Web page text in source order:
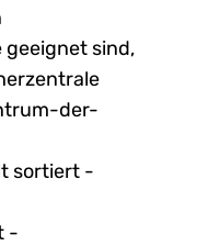
geeignet sind,
der-
sortiert -
-